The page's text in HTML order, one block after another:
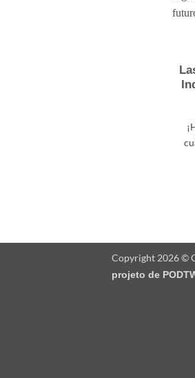
Copyright 2026 ©
projeto de